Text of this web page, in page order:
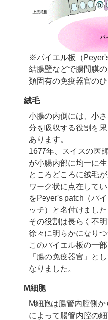
※パイエル板（
結腸壁などで腸間膜
類固有の免疫器官のひ
絨毛
小腸の内側には、小
分を吸収する役割を
あります。
1677年、スイスの医
が小腸内部に均一に
ところどころに絨毛
ワーク状に点在してい
をPeyer's patch（パ
ッチ）と名付けました
その役割は長らく不
徐々に明らかになりつ
このパイエル板の一
「腸の免疫器官」とし
なりました。
M細胞
M細胞は腸管内腔側
によって腸管内腔の